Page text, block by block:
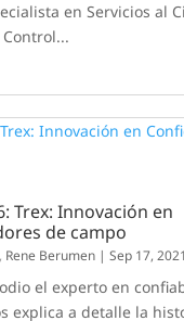
en Servicios al
Trex: Innovación en
de campo
, Rene Berumen |Sep 17, 2021
el experto en
explica a detalle la